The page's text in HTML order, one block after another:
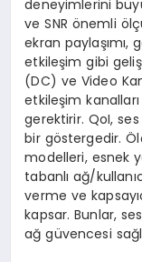
deneyimlerini
ve SNR önemli
ekran paylaşımı,
etkileşim gibi
(DC) ve Video
etkileşim
gerektirir. QoI, ses
bir göstergedir.
modelleri, esnek
tabanlı ağ/
verme ve
kapsar. Bunlar,
ağ güvencesi